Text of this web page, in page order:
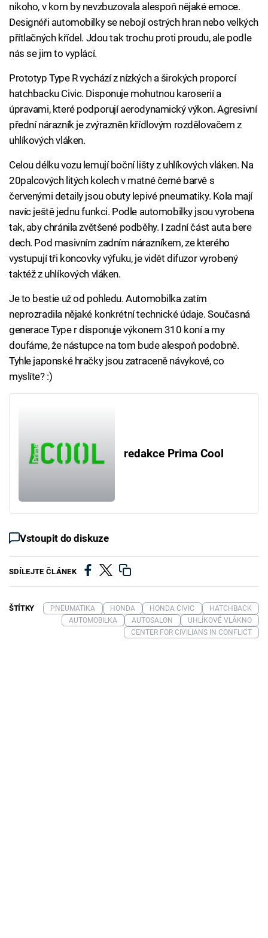
nikoho, v kom by nevzbuzovala alespoň nějaké emoce.
Designéři automobilky se nebojí ostrých hran nebo velkých
přítlačných křídel. Jdou tak trochu proti proudu, ale podle
nás se jim to vyplácí.
Prototyp Type R vychází z nízkých a širokých proporcí
hatchbacku Civic. Disponuje mohutnou karoserií a
úpravami, které podporují aerodynamický výkon. Agresivní
přední nárazník je zvýrazněn křídlovým rozdělovačem z
uhlíkových vláken.
Celou délku vozu lemují boční lišty z uhlíkových vláken. Na
20palcových litých kolech v matné černé barvě s
červenými detaily jsou obuty lepivé pneumatiky. Kola mají
navíc ještě jednu funkci. Podle automobilky jsou vyrobena
tak, aby chránila zvětšené podběhy. I zadní část auta bere
dech. Pod masivním zadním nárazníkem, ze kterého
vystupují tři koncovky výfuku, je vidět difuzor vyrobený
taktéž z uhlíkových vláken.
Je to bestie už od pohledu. Automobilka zatím
neprozradila nějaké konkrétní technické údaje. Současná
generace Type r disponuje výkonem 310 koní a my
doufáme, že nástupce na tom bude alespoň podobně.
Tyhle japonské hračky jsou zatraceně návykové, co
myslíte? :)
redakce Prima Cool
Vstoupit do diskuze
SDÍLEJTE ČLÁNEK
ŠTÍTKY PNEUMATIKA HONDA HONDA CIVIC
HATCHBACK
AUTOMOBILKA
AUTOSALON
UHLÍKOVÉ VLÁKNO
CENTER FOR CIVILIANS IN CONFLICT